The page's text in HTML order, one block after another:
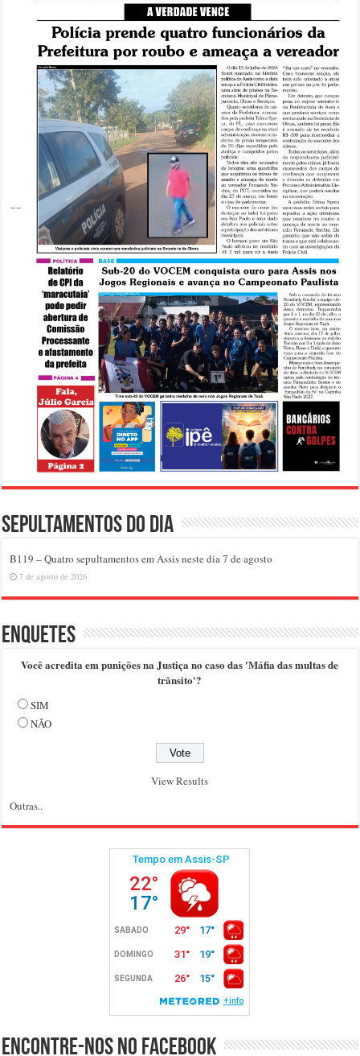
Sepultamentos do dia
B119 – Quatro sepultamentos em Assis neste dia 7 de agosto
7 de agosto de 2026
Enquetes
Você acredita em punições na Justiça no caso das 'Máfia das multas de
trânsito'?
SIM
NÃO
View Results
Outras..
Encontre-nos no Facebook